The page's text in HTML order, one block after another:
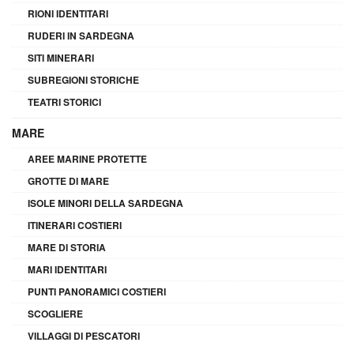
RIONI IDENTITARI
RUDERI IN SARDEGNA
SITI MINERARI
SUBREGIONI STORICHE
TEATRI STORICI
MARE
AREE MARINE PROTETTE
GROTTE DI MARE
ISOLE MINORI DELLA SARDEGNA
ITINERARI COSTIERI
MARE DI STORIA
MARI IDENTITARI
PUNTI PANORAMICI COSTIERI
SCOGLIERE
VILLAGGI DI PESCATORI